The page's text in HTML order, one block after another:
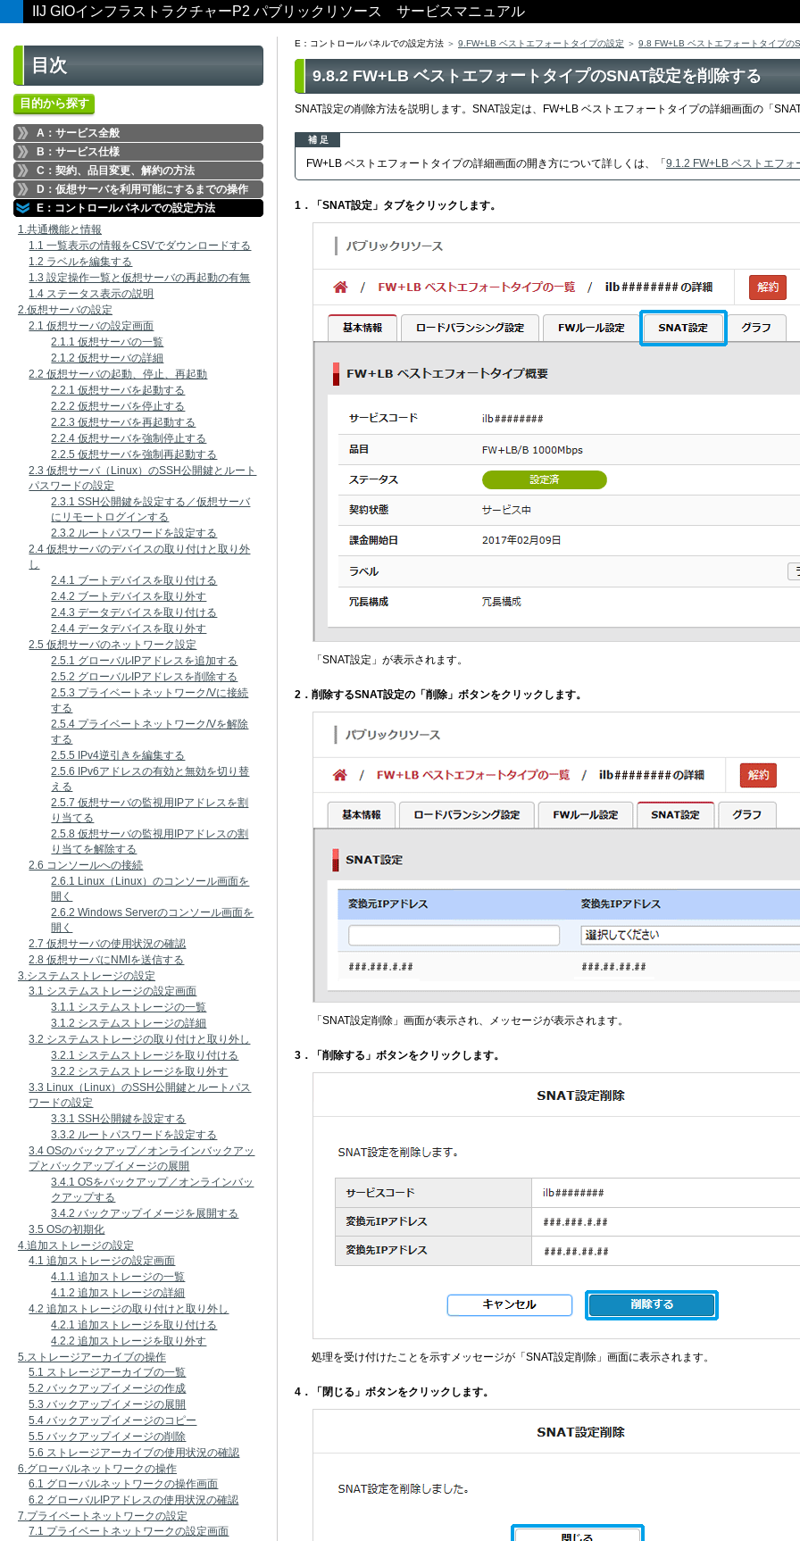
IIJ GIOインフラストラクチャーP2 パブリックリソース サービスマニュアル
目次
目的から探す
A：サービス全般
B：サービス仕様
C：契約、品目変更、解約の方法
D：仮想サーバを利用可能にするまでの操作
E：コントロールパネルでの設定方法
1.共通機能と情報
1.1 一覧表示の情報をCSVでダウンロードする
1.2 ラベルを編集する
1.3 設定操作一覧と仮想サーバの再起動の有無
1.4 ステータス表示の説明
2.仮想サーバの設定
2.1 仮想サーバの設定画面
2.1.1 仮想サーバの一覧
2.1.2 仮想サーバの詳細
2.2 仮想サーバの起動、停止、再起動
2.2.1 仮想サーバを起動する
2.2.2 仮想サーバを停止する
2.2.3 仮想サーバを再起動する
2.2.4 仮想サーバを強制停止する
2.2.5 仮想サーバを強制再起動する
2.3 仮想サーバ（Linux）のSSH公開鍵とルート
パスワードの設定
2.3.1 SSH公開鍵を設定する／仮想サーバ
にリモートログインする
2.3.2 ルートパスワードを設定する
2.4 仮想サーバのデバイスの取り付けと取り外
し
2.4.1 ブートデバイスを取り付ける
2.4.2 ブートデバイスを取り外す
2.4.3 データデバイスを取り付ける
2.4.4 データデバイスを取り外す
2.5 仮想サーバのネットワーク設定
2.5.1 グローバルIPアドレスを追加する
2.5.2 グローバルIPアドレスを削除する
2.5.3 プライベートネットワーク/Vに接続
する
2.5.4 プライベートネットワーク/Vを解除
する
2.5.5 IPv4逆引きを編集する
2.5.6 IPv6アドレスの有効と無効を切り替
える
2.5.7 仮想サーバの監視用IPアドレスを割
り当てる
2.5.8 仮想サーバの監視用IPアドレスの割
り当てを解除する
2.6 コンソールへの接続
2.6.1 Linux（Linux）のコンソール画面を
開く
2.6.2 Windows Serverのコンソール画面を
開く
2.7 仮想サーバの使用状況の確認
2.8 仮想サーバにNMIを送信する
3.システムストレージの設定
3.1 システムストレージの設定画面
3.1.1 システムストレージの一覧
3.1.2 システムストレージの詳細
3.2 システムストレージの取り付けと取り外し
3.2.1 システムストレージを取り付ける
3.2.2 システムストレージを取り外す
3.3 Linux（Linux）のSSH公開鍵とルートパス
ワードの設定
3.3.1 SSH公開鍵を設定する
3.3.2 ルートパスワードを設定する
3.4 OSのバックアップ／オンラインバックアッ
プとバックアップイメージの展開
3.4.1 OSをバックアップ／オンラインバッ
クアップする
3.4.2 バックアップイメージを展開する
3.5 OSの初期化
4.追加ストレージの設定
4.1 追加ストレージの設定画面
4.1.1 追加ストレージの一覧
4.1.2 追加ストレージの詳細
4.2 追加ストレージの取り付けと取り外し
4.2.1 追加ストレージを取り付ける
4.2.2 追加ストレージを取り外す
5.ストレージアーカイブの操作
5.1 ストレージアーカイブの一覧
5.2 バックアップイメージの作成
5.3 バックアップイメージの展開
5.4 バックアップイメージのコピー
5.5 バックアップイメージの削除
5.6 ストレージアーカイブの使用状況の確認
6.グローバルネットワークの操作
6.1 グローバルネットワークの操作画面
6.2 グローバルIPアドレスの使用状況の確認
7.プライベートネットワークの設定
7.1 プライベートネットワークの設定画面
E：コントロールパネルでの設定方法 9.FW+LB ベストエフォートタイプの設定 9.8 FW+LB ベストエフォートタイプの
9.8.2 FW+LB ベストエフォートタイプのSNAT設定を削除する
SNAT設定の削除方法を説明します。SNAT設定は、FW+LB ベストエフォートタイプの詳細画面の「
補 足
FW+LB ベストエフォートタイプの詳細画面の開き方について詳しくは、「 9.1.2 FW+LB ベストエフォ
1．「SNAT設定」タブをクリックします。
「SNAT設定」が表示されます。
2．削除するSNAT設定の「削除」ボタンをクリックします。
「SNAT設定削除」画面が表示され、メッセージが表示されます。
3．「削除する」ボタンをクリックします。
処理を受け付けたことを示すメッセージが「SNAT設定削除」画面に表示されます。
4．「閉じる」ボタンをクリックします。